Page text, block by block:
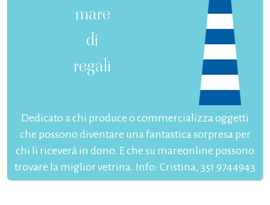
mare
di
regali
Dedicato a chi produce o commercializza oggetti
che possono diventare una fantastica sorpresa per
chi li riceverà in dono. E che su mareonline possono
trovare la miglior vetrina. Info: Cristina, 351 9744943